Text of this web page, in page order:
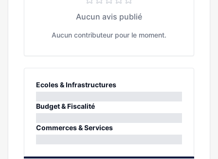
Aucun avis publié
Aucun contributeur pour le moment.
Ecoles & Infrastructures
0%
Budget & Fiscalité
0%
Commerces & Services